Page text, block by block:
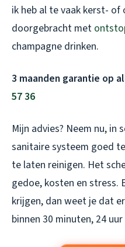
ik heb al te vaak kerst- of
doorgebracht met
champagne drinken.
3 maanden garantie op
57 36
Mijn advies? Neem nu, in
sanitaire systeem goed
te laten reinigen. Het
gedoe, kosten en stress.
krijgen, dan weet je dat
binnen 30 minuten, 24